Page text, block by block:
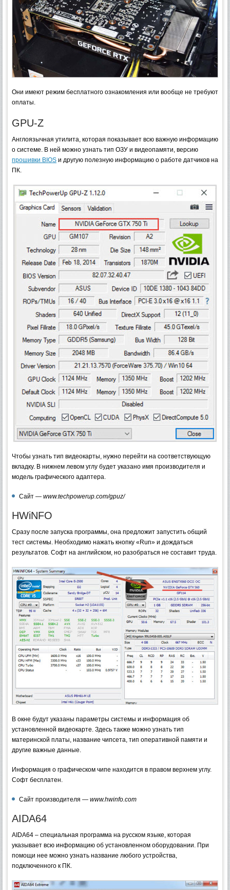
Они имеют режим бесплатного ознакомления или вообще не требуют
оплаты.
GPU-Z
Англоязычная утилита, которая показывает всю важную информацию
о системе. В ней можно узнать тип ОЗУ и видеопамяти, версию
прошивки BIOS и другую полезную информацию о работе датчиков на
ПК.
Чтобы узнать тип видеокарты, нужно перейти на соответствующую
вкладку. В нижнем левом углу будет указано имя производителя и
модель графического адаптера.
Сайт — www.techpowerup.com/gpuz/
HWiNFO
Сразу после запуска программы, она предложит запустить общий
тест системы. Необходимо нажать кнопку «Run» и дождаться
результатов. Софт на английском, но разобраться не составит труда.
В окне будут указаны параметры системы и информация об
установленной видеокарте. Здесь также можно узнать тип
материнской платы, название чипсета, тип оперативной памяти и
другие важные данные.
Информация о графическом чипе находится в правом верхнем углу.
Софт бесплатен.
Сайт производителя — www.hwinfo.com
AIDA64
AIDA64 – специальная программа на русском языке, которая
указывает всю информацию об установленном оборудовании. При
помощи нее можно узнать название любого устройства,
подключенного к ПК.